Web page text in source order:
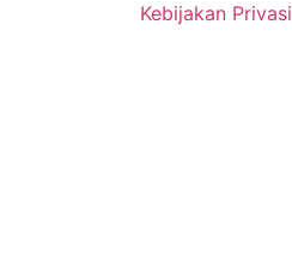
Kebijakan Privasi